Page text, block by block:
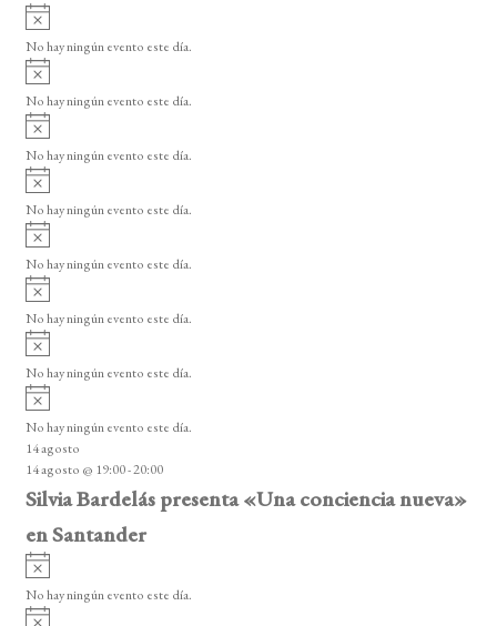
v
e
n
t
o
s
o
A
v
i
o
No hay ningún evento este día.
A
v
i
o
No hay ningún evento este día.
A
v
i
o
No hay ningún evento este día.
A
v
i
o
No hay ningún evento este día.
A
v
i
o
No hay ningún evento este día.
A
v
i
o
No hay ningún evento este día.
A
v
i
o
No hay ningún evento este día.
A
v
i
s
o
No hay ningún evento este día.
14 agosto
14 agosto @ 19:00-20:00
Silvia Bardelás presenta «Una conciencia nueva»
en Santander
A
v
i
No hay ningún evento este día.
A